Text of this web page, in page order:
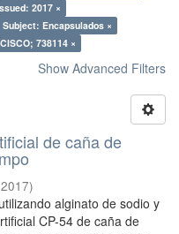
2017 ×
Subject: Encapsulados ×
738114 ×
Show Advanced Filters
de caña de
2017)
alginato de sodio y
CP-54 de caña de